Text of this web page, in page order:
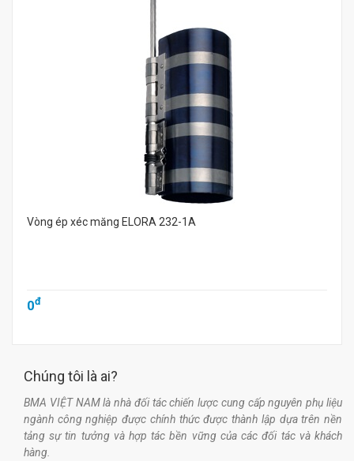
Vòng ép xéc măng ELORA 232-1A
0đ
Chúng tôi là ai?
BMA VIỆT NAM là nhà đối tác chiến lược cung cấp nguyên phụ liệu
ngành công nghiệp được chính thức được thành lập dựa trên nền
tảng sự tin tưởng và hợp tác bền vững của các đối tác và khách
hàng.